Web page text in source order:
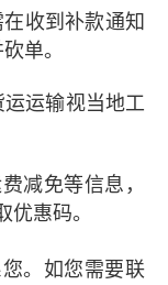
收到补款通知
单。
运输视当地工
减免等信息，
优惠码。
。如您需要联